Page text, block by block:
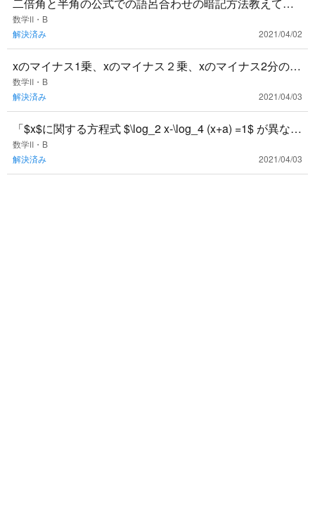
ださい！！
数学Ⅱ・B
解決済み
2021/04/02
xのマイナス1乗、xのマイナス２乗、xのマイナス2分の1
乗はどのように表しますか？
数学Ⅱ・B
解決済み
2021/04/03
「$x$に関する方程式 $\log_2 x-\log_4 (x+a) =1$ が異なる
2つの実数気を持つための実数$a$
数学Ⅱ・B
解決済み
2021/04/03